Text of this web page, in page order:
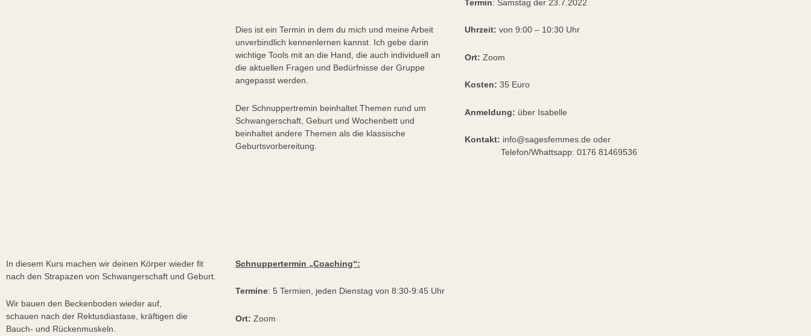
Dies ist ein Termin in dem du mich und meine Arbeit
unverbindlich kennenlernen kannst. Ich gebe darin
wichtige Tools mit an die Hand, die auch individuell an
die aktuellen Fragen und Bedürfnisse der Gruppe
angepasst werden.
Der Schnuppertremin beinhaltet Themen rund um
Schwangerschaft, Geburt und Wochenbett und
beinhaltet andere Themen als die klassische
Geburtsvorbereitung.
Termin: Samstag der 23.7.2022
Uhrzeit: von 9:00 – 10:30 Uhr
Ort: Zoom
Kosten: 35 Euro
Anmeldung: über Isabelle
Kontakt: info@sagesfemmes.de oder
Telefon/Whattsapp: 0176 81469536
In diesem Kurs machen wir deinen Körper wieder fit
nach den Strapazen von Schwangerschaft und Geburt.
Wir bauen den Beckenboden wieder auf,
schauen nach der Rektusdiastase, kräftigen die
Bauch- und Rückenmuskeln.
Schnuppertermin „Coaching“:
Termine: 5 Termien, jeden Dienstag von 8:30-9:45 Uhr
Ort: Zoom